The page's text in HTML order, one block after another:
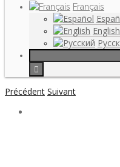
Français
English
Précédent Suivant